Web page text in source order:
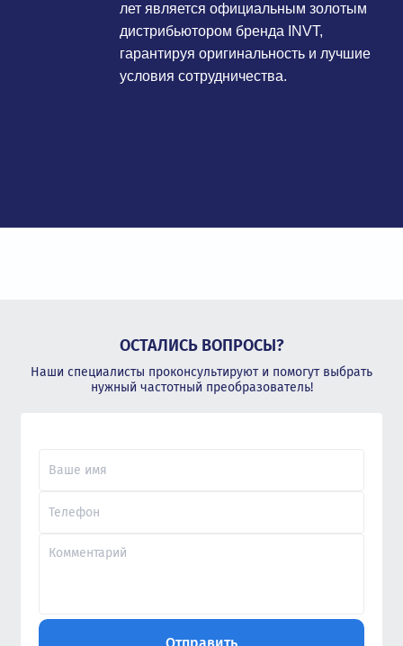
лет является официальным золотым
дистрибьютором бренда INVT,
гарантируя оригинальность и лучшие
условия сотрудничества.
ОСТАЛИСЬ ВОПРОСЫ?
Наши специалисты проконсультируют и помогут выбрать
нужный частотный преобразователь!